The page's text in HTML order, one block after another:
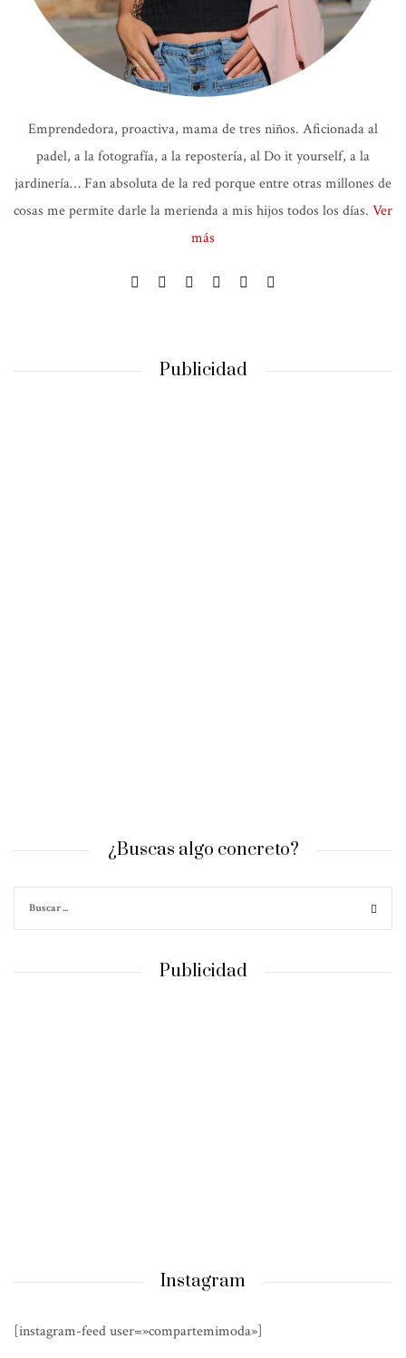
Emprendedora, proactiva, mama de tres niños. Aficionada al
padel, a la fotografía, a la repostería, al Do it yourself, a la
jardinería… Fan absoluta de la red porque entre otras millones de
cosas me permite darle la merienda a mis hijos todos los días. Ver
más
Publicidad
¿Buscas algo concreto?
Publicidad
Instagram
[instagram-feed user=»compartemimoda»]